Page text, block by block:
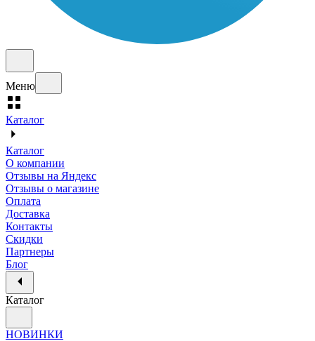
Меню
Каталог
Каталог
О компании
Отзывы на Яндекс
Отзывы о магазине
Оплата
Доставка
Контакты
Скидки
Партнеры
Блог
Каталог
НОВИНКИ